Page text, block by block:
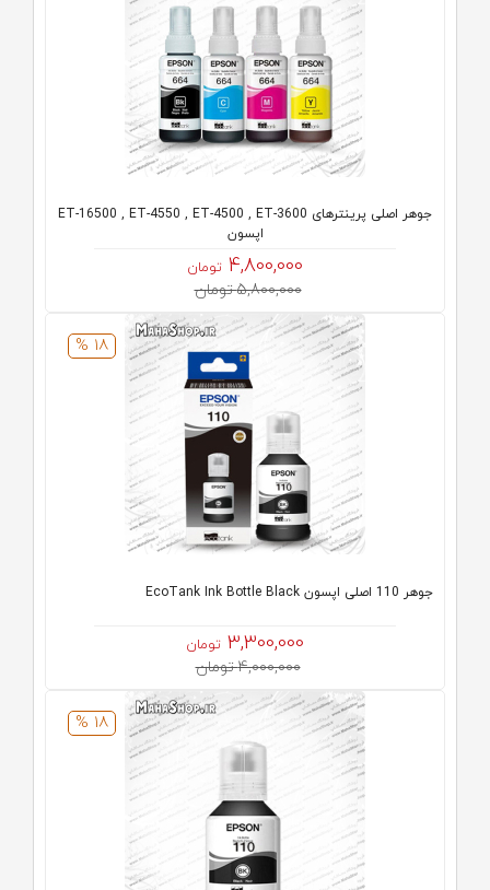
جوهر اصلی پرینترهای ET-16500 , ET-4550 , ET-4500 , ET-3600
اپسون
4,800,000 تومان
5,800,000 تومان
18 %
جوهر 110 اصلی اپسون EcoTank Ink Bottle Black
3,300,000 تومان
4,000,000 تومان
18 %